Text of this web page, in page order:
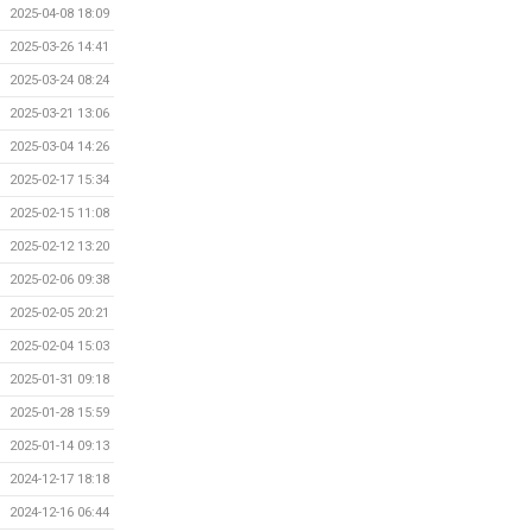
2025-04-08 18:09
2025-03-26 14:41
2025-03-24 08:24
2025-03-21 13:06
2025-03-04 14:26
2025-02-17 15:34
2025-02-15 11:08
2025-02-12 13:20
2025-02-06 09:38
2025-02-05 20:21
2025-02-04 15:03
2025-01-31 09:18
2025-01-28 15:59
2025-01-14 09:13
2024-12-17 18:18
2024-12-16 06:44